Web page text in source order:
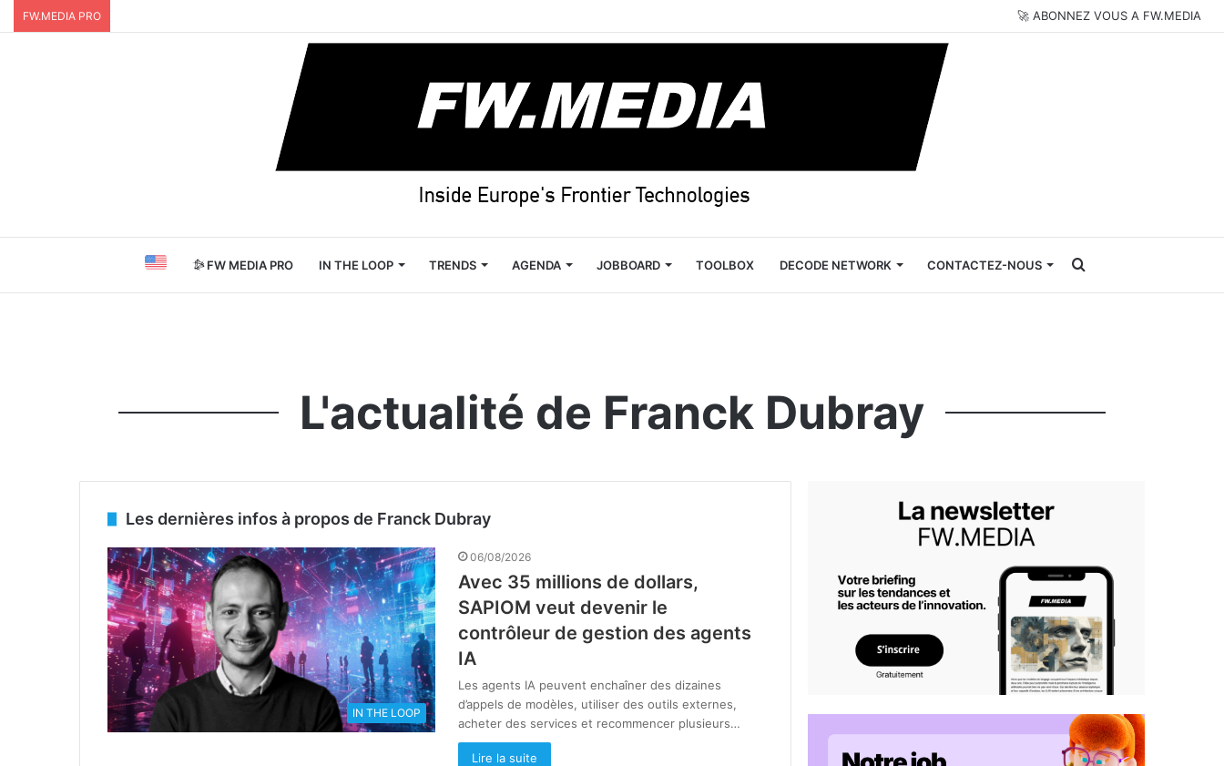
FW.MEDIA PRO 🚀 ABONNEZ VOUS A FW.MEDIA
FW MEDIA PRO IN THE LOOP TRENDS AGENDA JOBBOARD TOOLBOX DECODE NETWORK CONTACTEZ-NOUS Rechercher
L'actualité de Franck Dubray
Les dernières infos à propos de Franck Dubray
IN THE LOOP
06/08/2026
Avec 35 millions de dollars,
SAPIOM veut devenir le
contrôleur de gestion des agents
IA
Les agents IA peuvent enchaîner des dizaines
d’appels de modèles, utiliser des outils externes,
acheter des services et recommencer plusieurs…
Lire la suite